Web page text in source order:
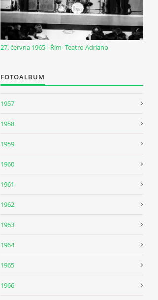
27. června 1965 - Řím- Teatro Adriano
FOTOALBUM
1957
1958
1959
1960
1961
1962
1963
1964
1965
1966